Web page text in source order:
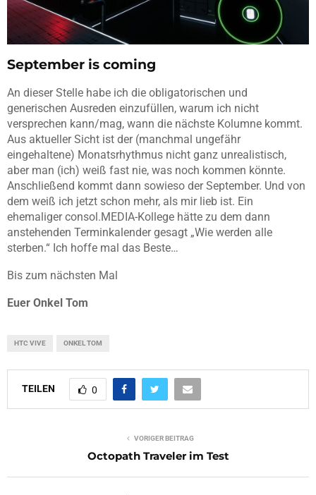
September is coming
An dieser Stelle habe ich die obligatorischen und
generischen Ausreden einzufüllen, warum ich nicht
versprechen kann/mag, wann die nächste Kolumne kommt.
Aus aktueller Sicht ist der (manchmal ungefähr
eingehaltene) Monatsrhythmus nicht ganz unrealistisch,
aber man (ich) weiß fast nie, was noch kommen könnte.
Anschließend kommt dann sowieso der September. Und von
dem weiß ich jetzt schon mehr, als mir lieb ist. Ein
ehemaliger consol.MEDIA-Kollege hätte zu dem dann
anstehenden Terminkalender gesagt „Wie werden alle
sterben.“ Ich hoffe mal das Beste…
Bis zum nächsten Mal
Euer Onkel Tom
HTC VIVE ONKEL TOM
TEILEN 0
VORIGER BEITRAG
Octopath Traveler im Test